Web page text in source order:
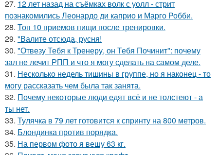
27. 12 лет назад на съёмках волк с уолл - стрит
познакомились Леонардо ди каприо и Марго Робби.
28. Топ 10 приемов пищи после тренировки.
29. "Валите отсюда, русня!
30. "Отвезу Тебя к Тренеру, он Тебя Починит": почему
зал не лечит РПП и что я могу сделать на самом деле.
31. Несколько недель тишины в группе, но я наконец - то
могу рассказать чем была так занята.
32. Почему некоторые люди едят всё и не толстеют - а
ты нет.
33. Тулячка в 79 лет готовится к спринту на 800 метров.
34. Блондинка против порядка.
35. На первом фото я вешу 63 кг.